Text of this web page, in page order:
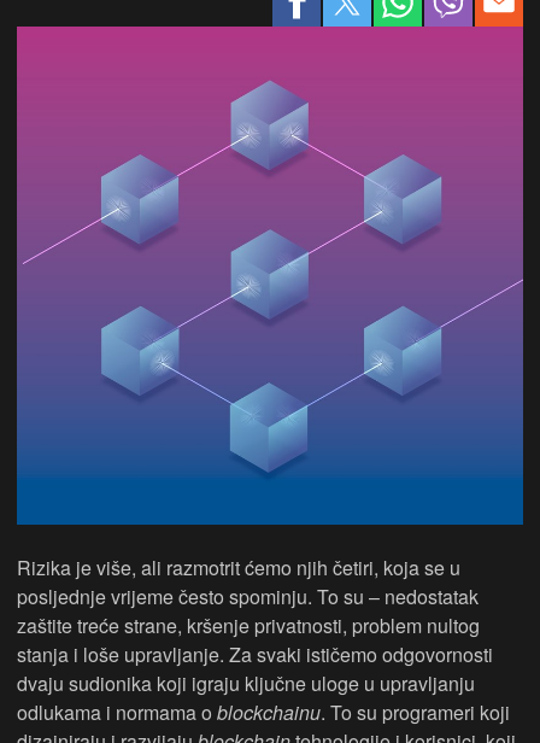
Rizika je više, ali razmotrit ćemo njih četiri, koja se u
posljednje vrijeme često spominju. To su – nedostatak
zaštite treće strane, kršenje privatnosti, problem nultog
stanja i loše upravljanje. Za svaki ističemo odgovornosti
dvaju sudionika koji igraju ključne uloge u upravljanju
odlukama i normama o blockchainu. To su programeri koji